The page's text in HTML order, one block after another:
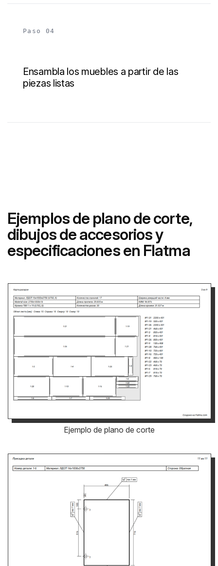
Paso 04
Ensambla los muebles a partir de las
piezas listas
Ejemplos de plano de corte,
dibujos de accesorios y
especificaciones en Flatma
Ejemplo de plano de corte